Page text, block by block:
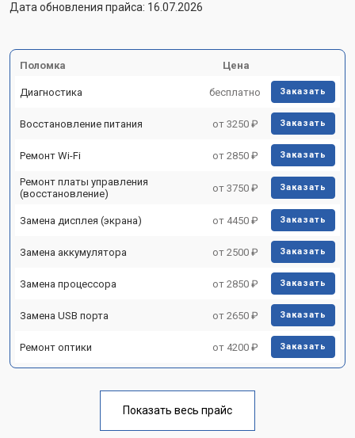
Дата обновления прайса: 16.07.2026
Поломка Цена
Диагностика бесплатно Заказать
Восстановление питания от 3250 ₽ Заказать
Ремонт Wi-Fi от 2850 ₽ Заказать
Ремонт платы управления
(восстановление)
от 3750 ₽ Заказать
Замена дисплея (экрана) от 4450 ₽ Заказать
Замена аккумулятора от 2500 ₽ Заказать
Замена процессора от 2850 ₽ Заказать
Замена USB порта от 2650 ₽ Заказать
Ремонт оптики от 4200 ₽ Заказать
Показать весь прайс